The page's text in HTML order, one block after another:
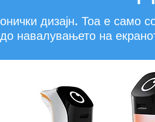
дизајн. Тоа е само
навалувањето на